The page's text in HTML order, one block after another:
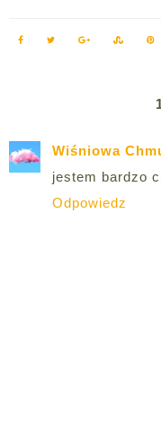
Wiśniowa
jestem bardzo
Odpowiedz